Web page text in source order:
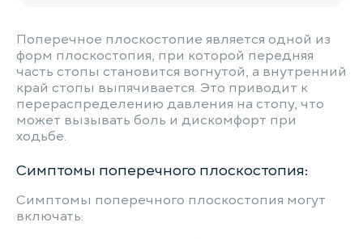
Поперечное плоскостопие является одной из
форм плоскостопия, при которой передняя
часть стопы становится вогнутой, а внутренний
край стопы выпячивается. Это приводит к
перераспределению давления на стопу, что
может вызывать боль и дискомфорт при
ходьбе.
Симптомы поперечного плоскостопия:
Симптомы поперечного плоскостопия могут
включать: